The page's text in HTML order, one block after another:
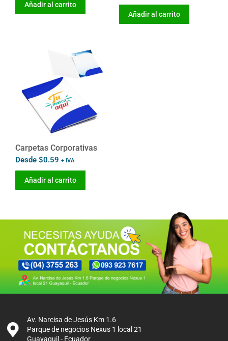
Añadir al carrito
Añadir al carrito
Carpetas Corporativas
Desde $0.59 + IVA
Añadir al carrito
Av. Narcisa de Jesús Km 1.6
Parque de negocios Nexus 1 local 21
Guayaquil - Ecuador